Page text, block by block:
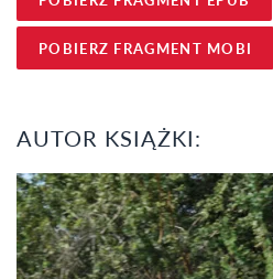
POBIERZ FRAGMENT MOBI
AUTOR KSIĄŻKI: